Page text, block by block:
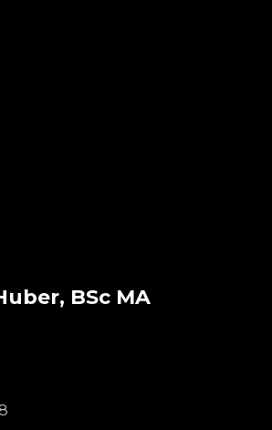
BSc MA